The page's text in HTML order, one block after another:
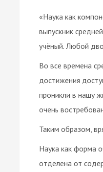
«Наука как
выпускник
учёный. Любой
Во все времена
достижения
проникли в нашу
очень
Таким образом,
Наука как форма
отделена от